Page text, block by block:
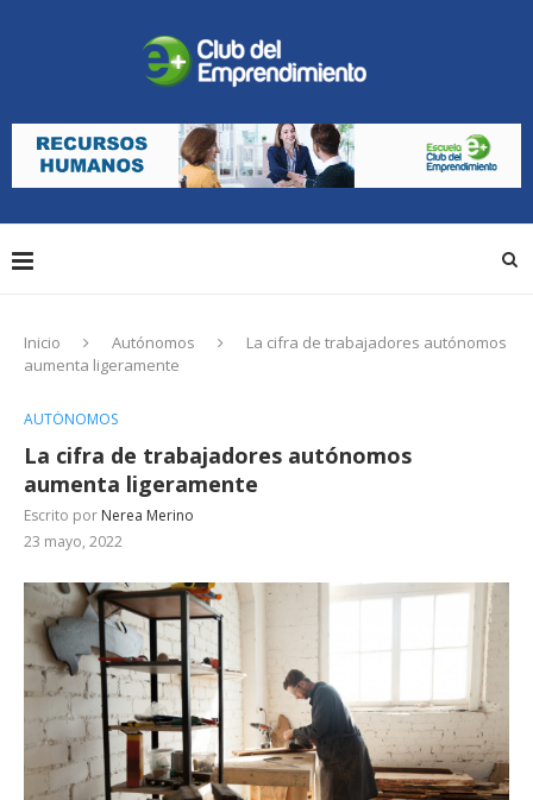
Inicio Autónomos
La cifra de trabajadores autónomos
aumenta ligeramente
AUTÓNOMOS
La cifra de trabajadores autónomos
aumenta ligeramente
Escrito por Nerea Merino
23 mayo, 2022